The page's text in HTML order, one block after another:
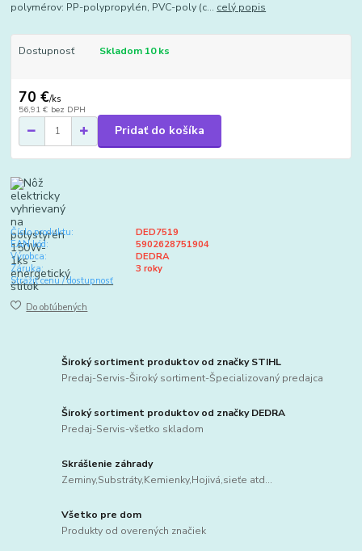
polymérov: PP-polypropylén, PVC-poly (c... celý popis
Dostupnosť Skladom 10 ks
70 €/ks
56,91 € bez DPH
Pridať do košíka
Číslo produktu:
DED7519
EAN kód:
5902628751904
Výrobca:
DEDRA
Záruka:
3 roky
Strážiť cenu / dostupnosť
Do obľúbených
Široký sortiment produktov od značky STIHL
Predaj-Servis-Široký sortiment-Špecializovaný predajca
Široký sortiment produktov od značky DEDRA
Predaj-Servis-všetko skladom
Skrášlenie záhrady
Zeminy,Substráty,Kemienky,Hojivá,sieťe atd...
Všetko pre dom
Produkty od overených značiek